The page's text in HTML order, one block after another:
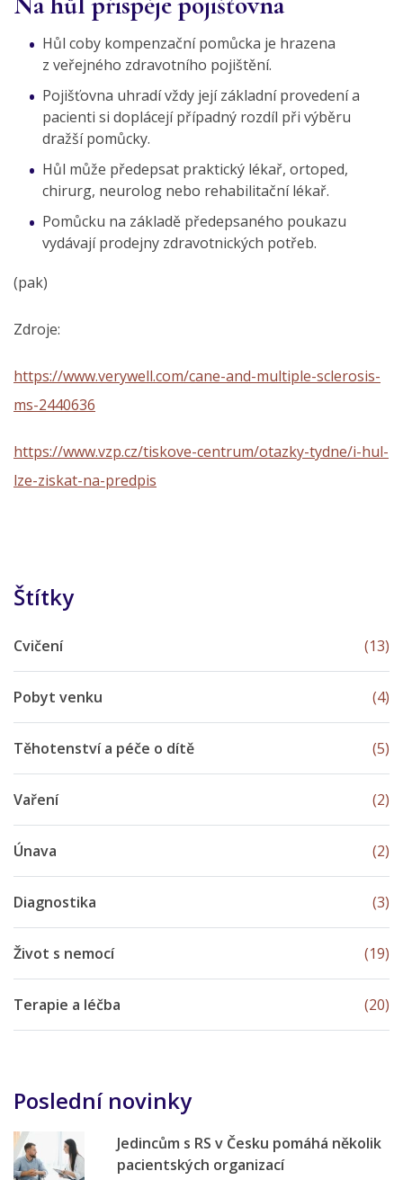
Hůl coby kompenzační pomůcka je hrazena
z veřejného zdravotního pojištění.
Pojišťovna uhradí vždy její základní provedení a
pacienti si doplácejí případný rozdíl při výběru
dražší pomůcky.
Hůl může předepsat praktický lékař, ortoped,
chirurg, neurolog nebo rehabilitační lékař.
Pomůcku na základě předepsaného poukazu
vydávají prodejny zdravotnických potřeb.
(pak)
Zdroje:
https://www.verywell.com/cane-and-multiple-sclerosis-
ms-2440636
https://www.vzp.cz/tiskove-centrum/otazky-tydne/i-hul-
lze-ziskat-na-predpis
Štítky
Cvičení (13)
Pobyt venku (4)
Těhotenství a péče o dítě (5)
Vaření (2)
Únava (2)
Diagnostika (3)
Život s nemocí (19)
Terapie a léčba (20)
Poslední novinky
Jedincům s RS v Česku pomáhá několik
pacientských organizací